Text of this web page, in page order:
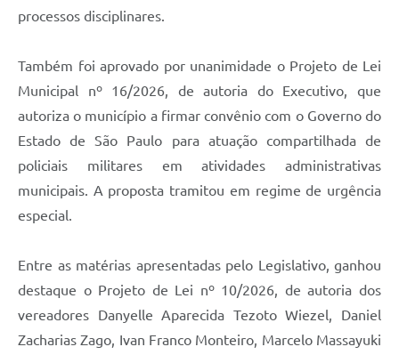
processos disciplinares.
Também foi aprovado por unanimidade o Projeto de Lei
Municipal nº 16/2026, de autoria do Executivo, que
autoriza o município a firmar convênio com o Governo do
Estado de São Paulo para atuação compartilhada de
policiais militares em atividades administrativas
municipais. A proposta tramitou em regime de urgência
especial.
Entre as matérias apresentadas pelo Legislativo, ganhou
destaque o Projeto de Lei nº 10/2026, de autoria dos
vereadores Danyelle Aparecida Tezoto Wiezel, Daniel
Zacharias Zago, Ivan Franco Monteiro, Marcelo Massayuki